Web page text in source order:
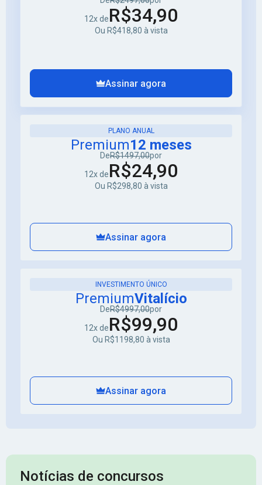
os filtros acima para localizar o Mapa de Questões do seu
concurso e comece a praticar hoje mesmo — quanto mais
cedo você começar, maior será a sua vantagem na prova.
12x deR$34,90
Ou R$418,80 à vista
Assinar agora
PLANO ANUAL
Premium12 meses
DeR$1497,00por
12x deR$24,90
Ou R$298,80 à vista
Assinar agora
INVESTIMENTO ÚNICO
PremiumVitalício
DeR$4997,00por
12x deR$99,90
Ou R$1198,80 à vista
Assinar agora
Notícias de concursos